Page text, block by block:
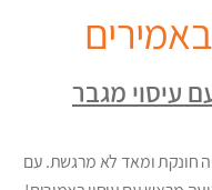
עיסוי מגבר
חונקת ומאד לא מרגשת. עם